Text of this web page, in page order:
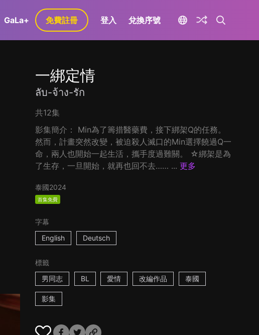
GaLa+ 免費註冊 登入 兌換序號
一綁定情
ลับ-จ้าง-รัก
共12集
影集簡介： Min為了籌措醫藥費，接下綁架Q的任務。
然而，計畫突然改變，被迫殺人滅口的Min選擇饒過Q一
命，兩人也開始一起生活，攜手度過難關。 ☆綁架是為
了生存，一旦開始，就再也回不去…… ... 更多
泰國2024
首集免費
字幕
English
Deutsch
標籤
男同志
BL 愛情 改編作品 泰國
影集